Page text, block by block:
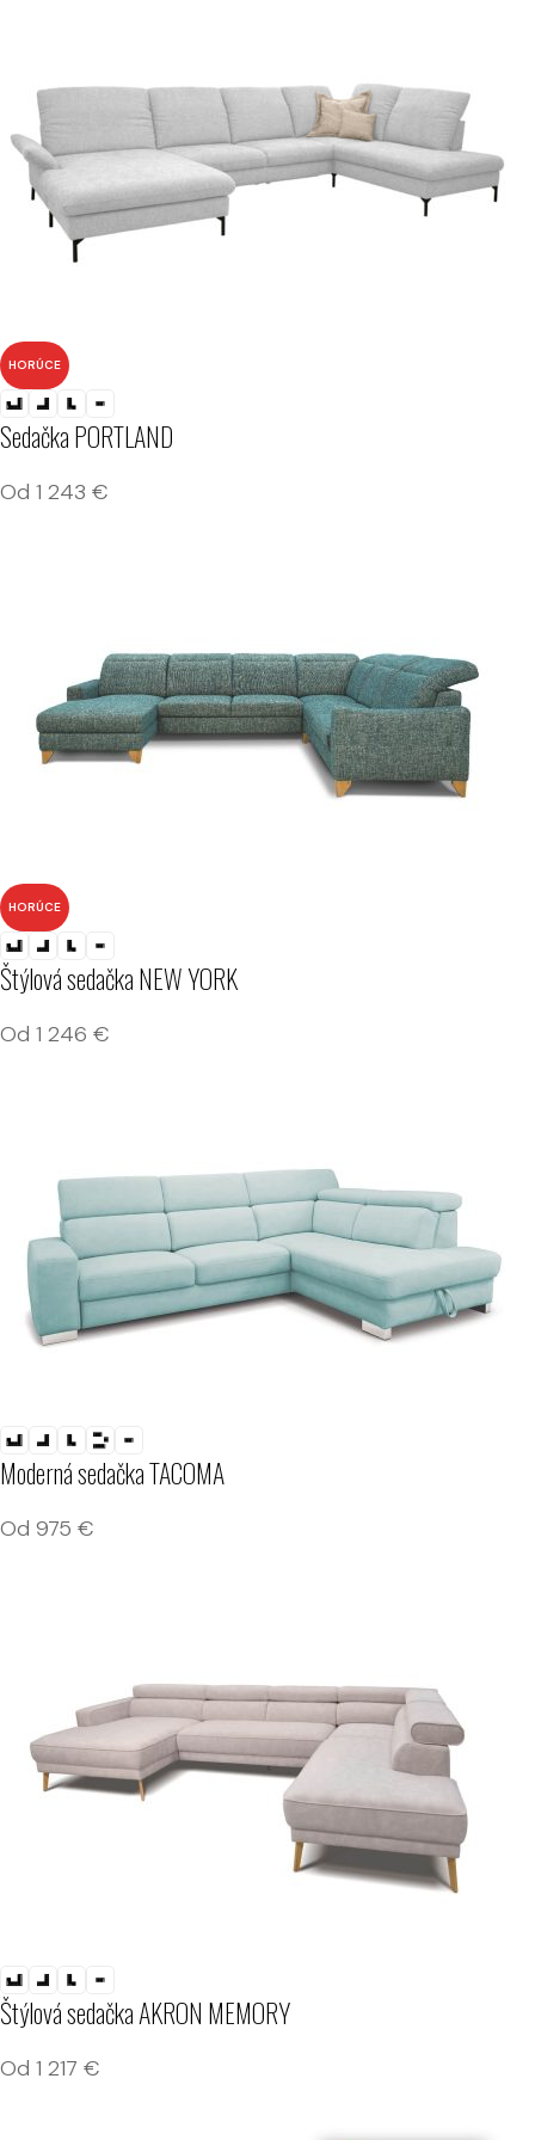
HORÚCE
Sedačka PORTLAND
Od 1 243 €
HORÚCE
Štýlová sedačka NEW YORK
Od 1 246 €
Moderná sedačka TACOMA
Od 975 €
Štýlová sedačka AKRON MEMORY
Od 1 217 €